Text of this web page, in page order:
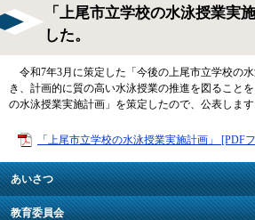
「上尾市立学校の水泳授業実
した。
令和7年3月に策定した「今後の上尾市立学校の
き、計画的に質の高い水泳授業の推進を図ること
の水泳授業実施計画」を策定したので、公表します
「上尾市立学校の水泳授業実施計画」 [PDF
あいさつ
教育委員会